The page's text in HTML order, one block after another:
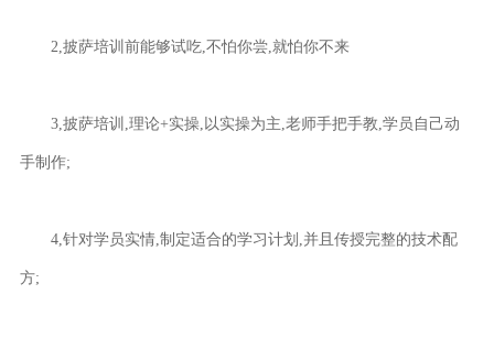
2,披萨培训前能够试吃,不怕你尝,就怕你不来
3,披萨培训,理论+实操,以实操为主,老师手把手教,学员自己动
手制作;
4,针对学员实情,制定适合的学习计划,并且传授完整的技术配
方;